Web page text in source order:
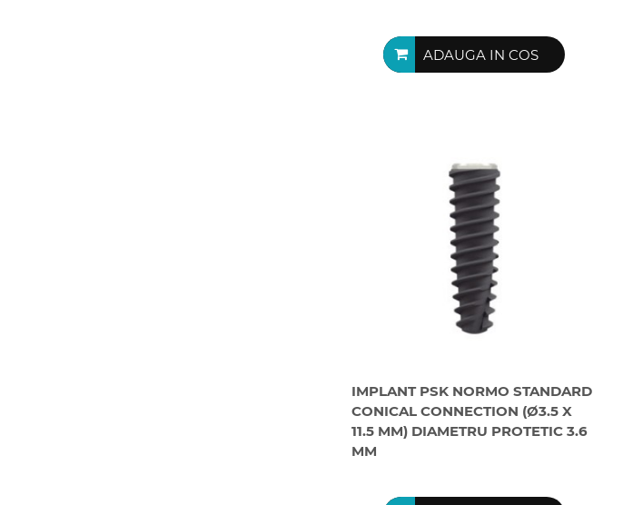
ADAUGA IN COS
IMPLANT PSK NORMO STANDARD
CONICAL CONNECTION (Ø3.5 X
11.5 MM) DIAMETRU PROTETIC 3.6
MM